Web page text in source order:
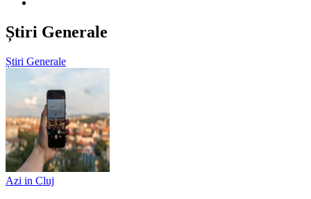
Știri Generale
Știri Generale
Azi in Cluj